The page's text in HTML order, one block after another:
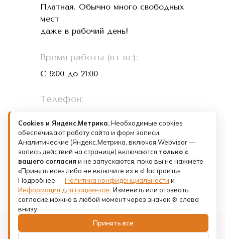
Телефон:
Время работы (вт-вс):
С 9:00 до 21:00
Платная. Обычно много свободных
мест
даже в рабочий день!
Юридическое лицо: ООО «ФК КЛИНИК»
Санкт-Петербург,
пр-кт Римского-Корсакова, д. 8/18, литера А.
Политика конфиденциальности
Лицензии и документы
Cookies и Яндекс.Метрика.Необходимые cookies
обеспечивают работу сайта и форм записи.
Аналитические (Яндекс.Метрика, включая Webvisor —
запись действий на странице) включаются только с
вашего согласия и не запускаются, пока вы не нажмёте
«Принять все» либо не включите их в «Настроить».
Подробнее —Политика конфиденциальности и
Информация для пациентов . Изменить или отозвать
согласие можно в любой момент через значок ⚙ слева
внизу.
Принять все